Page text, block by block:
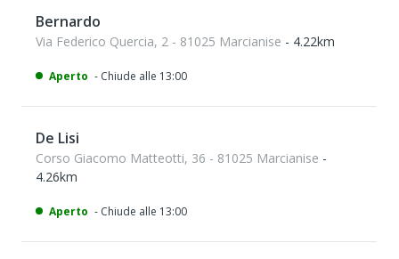
Bernardo
Via Federico Quercia, 2 - 81025 Marcianise - 4.22km
Aperto - Chiude alle 13:00
De Lisi
Corso Giacomo Matteotti, 36 - 81025 Marcianise -
4.26km
Aperto - Chiude alle 13:00